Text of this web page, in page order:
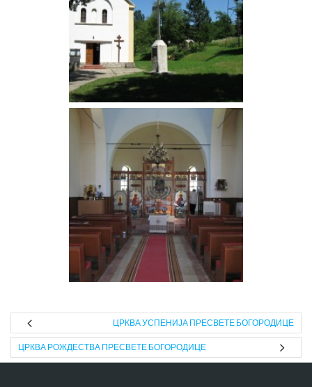
ЦРКВА УСПЕНИЈА ПРЕСВЕТЕ БОГОРОДИЦЕ
ЦРКВА РОЖДЕСТВА ПРЕСВЕТЕ БОГОРОДИЦЕ